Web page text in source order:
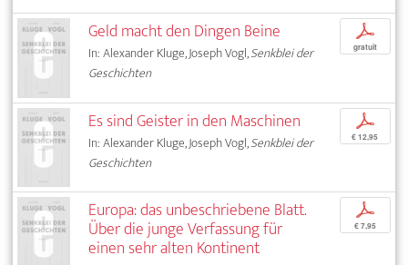
Geld macht den Dingen Beine
In: Alexander Kluge, Joseph Vogl,Senkblei der
Geschichten
p
gratuit
Es sind Geister in den Maschinen
In: Alexander Kluge, Joseph Vogl,Senkblei der
Geschichten
p
€ 12,95
Europa: das unbeschriebene Blatt.
Über die junge Verfassung für
einen sehr alten Kontinent
p
€ 7,95